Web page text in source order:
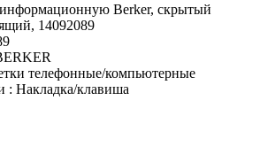
информационную Berker, скрытый
14092089
телефонные/компьютерные
: Накладка/клавиша